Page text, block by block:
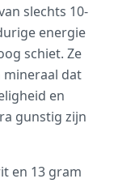
slechts 10-
energie
schiet. Ze
mineraal dat
en
gunstig zijn
en 13 gram